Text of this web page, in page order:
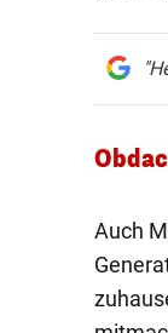
Auch